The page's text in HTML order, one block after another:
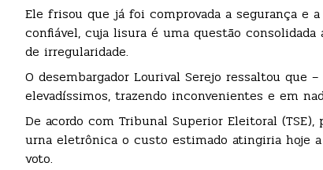
Ele frisou que já foi comprovada a segurança e
confiável, cuja lisura é uma questão
de irregularidade.
O desembargador Lourival Serejo ressaltou
elevadíssimos, trazendo inconvenientes e em
De acordo com Tribunal Superior Eleitoral
urna eletrônica o custo estimado atingiria hoje
voto.